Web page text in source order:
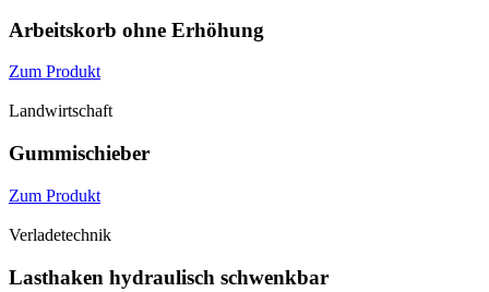
Arbeitskorb ohne Erhöhung
Zum Produkt
Landwirtschaft
Gummi­schieber
Zum Produkt
Verladetechnik
Lasthaken hydraulisch schwenkbar